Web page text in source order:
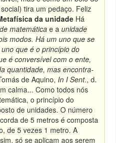
tira um pedaço. Feliz
da unidade Há
matemática e aunidade
modos. Há um uno que se
que é o princípio do
é conversível com o ente,
quantidade, mas encontra-
de Aquino,In I Sent., d.
calma... Como todos nós
o princípio do
de unidades. O número
de 5 metros é composta
de 5 vezes 1 metro. A
só se aplicam aos serem